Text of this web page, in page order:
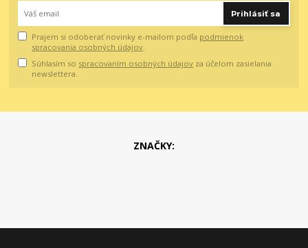
Prihlásiť sa
Prajem si odoberať novinky e-mailom podľa podmienok
spracovania osobných údajov.
Súhlasím so spracovaním osobných údajov za účelom zasielania
newslettera.
ZNAČKY: